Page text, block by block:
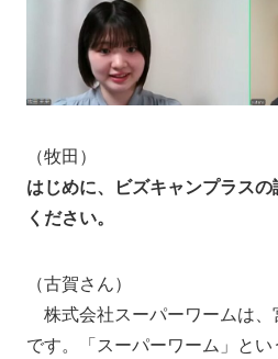
（牧田）
はじめに、ビズキャンプラス
ください。
（古賀さん）
株式会社スーパーワームは
です。「スーパーワーム」と